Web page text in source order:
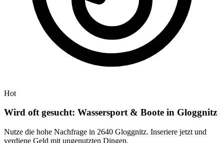
Hot
Wird oft gesucht: Wassersport & Boote in Gloggnitz
Nutze die hohe Nachfrage in 2640 Gloggnitz. Inseriere jetzt und
verdiene Geld mit ungenutzten Dingen.